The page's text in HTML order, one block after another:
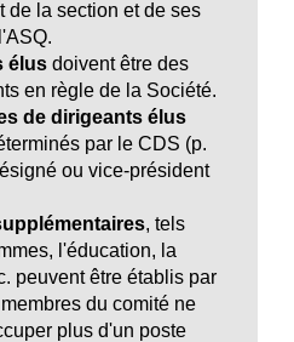
de la section et de ses
élus doivent être des
en règle de la Société.
de dirigeants élus
par le CDS (p.
ou vice-président
, tels
l'éducation, la
peuvent être établis par
du comité ne
plus d'un poste